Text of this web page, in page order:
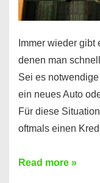
Immer wieder
denen man
Sei es
ein neues Auto
Für diese
oftmals einen
Brauchen
Read more »